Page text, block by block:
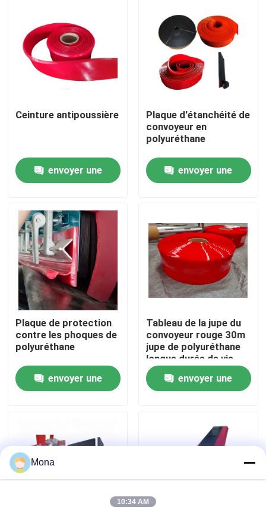
Aperçu
Vidéos
A propos de nous
Visite d'usine
Contact
Revêtement en céramique d'usage
Revêtement en céramique d'alumine
Ceinture antipoussière
envoyer une
Plaque d'étanchéité de
convoyeur en
polyuréthane
envoyer une
Plaque de protection
contre les phoques de
polyuréthane
envoyer une
Tableau de la jupe du
convoyeur rouge 30m
jupe de polyuréthane
longue durée de vie
envoyer une
Mona
10:34 AM